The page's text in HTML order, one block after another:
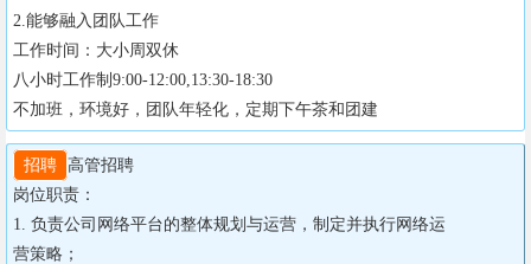
2.能够融入团队工作
工作时间：大小周双休
八小时工作制9:00-12:00,13:30-18:30
不加班，环境好，团队年轻化，定期下午茶和团建
招聘 高管招聘
岗位职责：
1. 负责公司网络平台的整体规划与运营，制定并执行网络运
营策略；